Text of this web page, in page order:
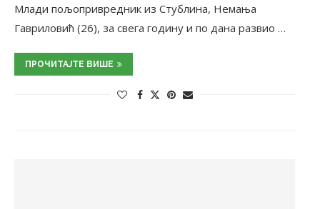
Млади пољопривредник из Стублина, Немања
Гавриловић (26), за свега годину и по дана развио …
ПРОЧИТАЈТЕ ВИШЕ